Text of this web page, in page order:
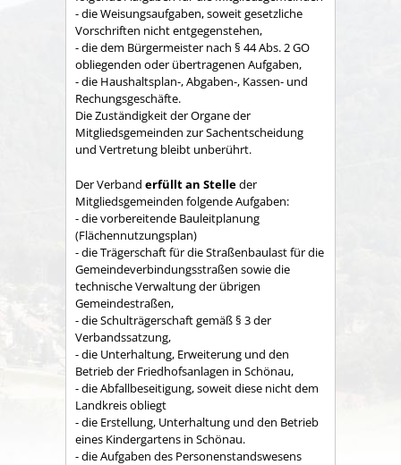
- die Weisungsaufgaben, soweit gesetzliche
Vorschriften nicht entgegenstehen,
- die dem Bürgermeister nach § 44 Abs. 2 GO
obliegenden oder übertragenen Aufgaben,
- die Haushaltsplan-, Abgaben-, Kassen- und
Rechungs­geschäfte.
Die Zuständigkeit der Organe der
Mitgliedsgemeinden zur Sachent­scheidung
und Vertretung bleibt unberührt.
Der Verband erfüllt an Stelleder
Mitgliedsgemeinden folgende Aufgaben:
- die vorbereitende Bauleitplanung
(Flächennutzungsplan)
- die Trägerschaft für die Straßenbaulast für die
Gemeindeverbindungsstraßen sowie die
technische Verwaltung der übrigen
Gemeindestraßen,
- die Schulträgerschaft gemäß § 3 der
Verbandssatzung,
- die Unterhaltung, Erweiterung und den
Betrieb der Friedhofsanlagen in Schönau,
- die Abfallbeseitigung, soweit diese nicht dem
Land­kreis obliegt
- die Erstellung, Unterhaltung und den Betrieb
eines Kindergartens in Schönau.
- die Aufgaben des Personenstandswesens